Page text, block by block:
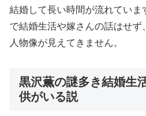
結婚して長い時間が流れていま
で結婚生活や嫁さんの話はせ
人物像が見えてきません。
黒沢薫の謎多き結婚生
供がいる説